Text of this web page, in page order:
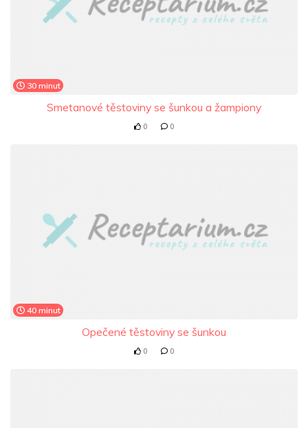
30 minut
Smetanové těstoviny se šunkou a žampiony
0 0
40 minut
Opečené těstoviny se šunkou
0 0